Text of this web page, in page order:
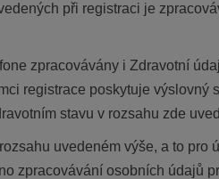
při registraci je
zpracovávány i Zdravotní
registrace poskytuje výslovný
stavu v rozsahu zde
uvedeném výše, a to pro
zpracovávání osobních údajů